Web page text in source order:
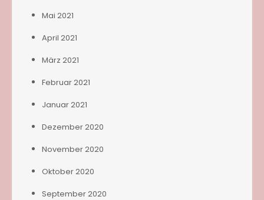
Mai 2021
April 2021
März 2021
Februar 2021
Januar 2021
Dezember 2020
November 2020
Oktober 2020
September 2020